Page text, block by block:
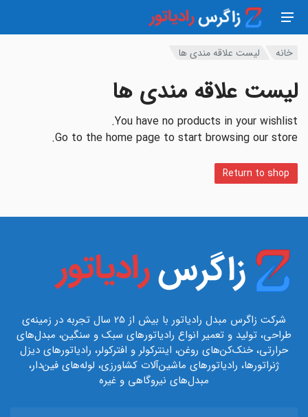
خانه لیست علاقه مندی ها
لیست علاقه مندی ها
You have no products in your wishlist.
Go to the home page to start browsing our store.
Return to shop
شرکت زاگرس مبدل رادیاتور با بیش از 25 سال تجربه در زمینه‌ی
طراحی، تولید و تعمیر انواع رادیاتورهای سبک و سنگین، مبدل‌های
حرارتی، خنک‌کن‌های روغن، اینترکولر و افترکولر، رادیاتورهای دیزل
ژنراتورها، رادیاتورهای ماشین‌آلات کشاورزی، لوله‌های فین‌دار،
مبدل‌های نیروگاهی و غیره